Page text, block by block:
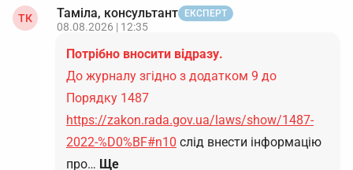
ТК Таміла, консультант ЕКСПЕРТ
08.08.2026 | 12:35
Потрібно вносити відразу.
До журналу згідно з додатком 9 до
Порядку 1487
https://zakon.rada.gov.ua/laws/show/1487-
2022-%D0%BF#n10 слід внести інформацію
про… Ще